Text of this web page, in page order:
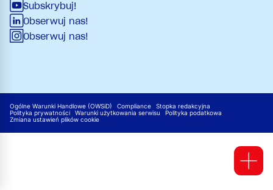
Subskrybuj!
Obserwuj nas!
Obserwuj nas!
Ogólne Warunki Handlowe (OWSiD) Compliance
Stopka redakcyjna
Polityka prywatności
Warunki użytkowania serwisu
Polityka podatkowa
Zmiana ustawień plików cookie